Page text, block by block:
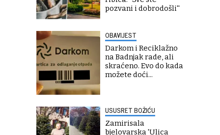
pozvani i dobrodošli''
OBAVIJEST
Darkom i Reciklažno
na Badnjak rade, ali
skraćeno. Evo do kada
možete doći...
USUSRET BOŽIĆU
Zamirisala
bjelovarska 'Ulica